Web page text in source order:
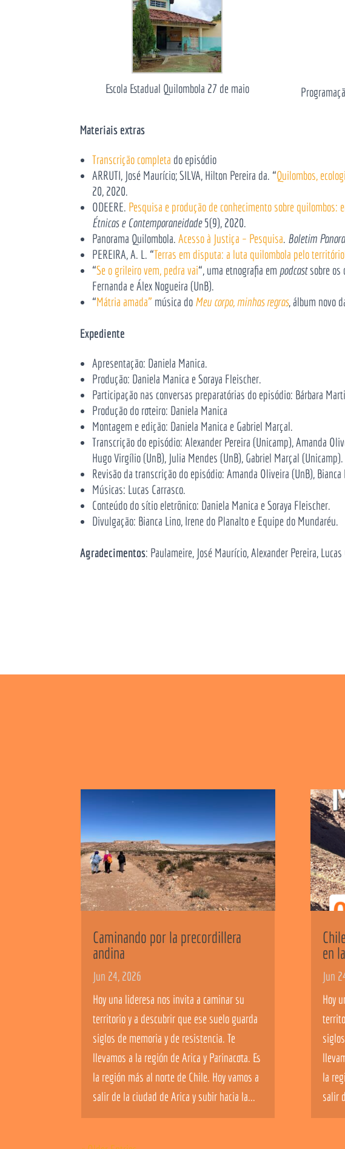
Escola Estadual Quilombola 27 de maio
Materiais extras
Transcrição completa do episódio
ARRUTI, José Maurício; SILVA, Hilton Pereira da. “Quilombos,
20, 2020.
ODEERE. Pesquisa e produção de conhecimento sobre quilombos:
Étnicas e Contemporaneidade5(9), 2020.
Panorama Quilombola. Acesso à Justiça – Pesquisa. Boletim
PEREIRA, A. L. “Terras em disputa: a luta quilombola pelo
“Se o grileiro vem, pedra vai“, uma etnografia em podcastsobre os
Fernanda e Álex Nogueira (UnB).
“Mátria amada” música do Meu corpo, minhas regras, álbum novo
Expediente
Apresentação: Daniela Manica.
Produção: Daniela Manica e Soraya Fleischer.
Participação nas conversas preparatórias do episódio: Bárbara
Produção do roteiro: Daniela Manica
Montagem e edição: Daniela Manica e Gabriel Marçal.
Transcrição do episódio: Alexander Pereira (Unicamp), Amanda
Hugo Virgílio (UnB), Julia Mendes (UnB), Gabriel Marçal (Unicamp).
Revisão da transcrição do episódio: Amanda Oliveira (UnB),
Músicas: Lucas Carrasco.
Conteúdo do sítio eletrônico: Daniela Manica e Soraya Fleischer.
Divulgação: Bianca Lino, Irene do Planalto e Equipe do Mundaréu.
Agradecimentos: Paulameire, José Maurício, Alexander Pereira,
Caminando por la precordillera
andina
Jun 24, 2026
Hoy una lideresa nos invita a caminar su
territorio y a descubrir que ese suelo guarda
siglos de memoria y de resistencia. Te
llevamos a la región de Arica y Parinacota. Es
la región más al norte de Chile. Hoy vamos a
salir de la ciudad de Arica y subir hacia la...
en
Jun
Hoy
la
salir